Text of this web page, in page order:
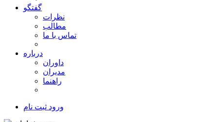
گفتگو
نظرات
مطالب
تماس با ما
درباره
داوران
مدیران
راهنما
ورود ثبت نام